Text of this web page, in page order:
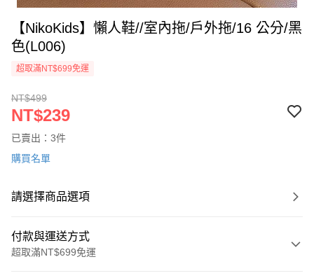
【NikoKids】懶人鞋//室內拖/戶外拖/16 公分/黑
色(L006)
超取滿NT$699免運
NT$499
NT$239
已賣出：3件
購買名單
請選擇商品選項
付款與運送方式
超取滿NT$699免運